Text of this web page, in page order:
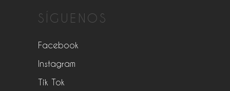
SÍGUENOS
Facebook
Instagram
Tik Tok